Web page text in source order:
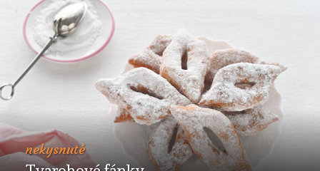
nekysnuté